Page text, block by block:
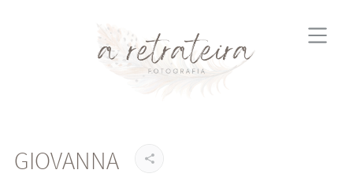
GIOVANNA